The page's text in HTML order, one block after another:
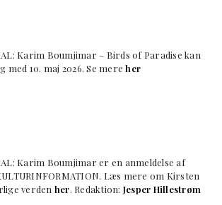
Karim Boumjimar – Birds of Paradise kan
med 10. maj 2026. Se mereher
Karim Boumjimar er en anmeldelse af
Læs mere om Kirsten
verden her. Redaktion: Jesper Hillestrøm